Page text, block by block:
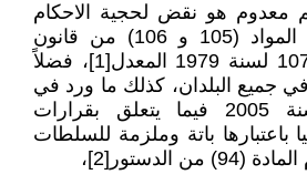
معدوم هو نقض لحجية الاحكام
القضائية والتي اكدتها المواد (105 و 106) من قانون
الاثبات العراقي رقم 107 لسنة 1979 المعدل[1]، فضلاً
جميع البلدان، كذلك ما ورد في
الدستور العراقي لسنة 2005 فيما يتعلق بقرارات
باعتبارها باتة وملزمة للسلطات
الدستور[2]،